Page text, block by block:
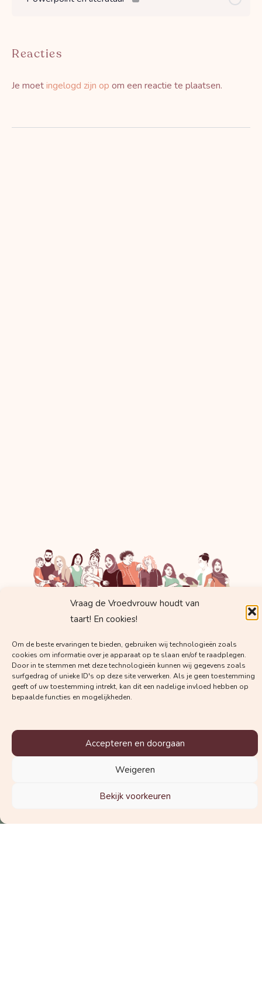
Vraag de Vroedvrouw houdt van
taart! En cookies!
Om de beste ervaringen te bieden, gebruiken wij technologieën zoals
cookies om informatie over je apparaat op te slaan en/of te raadplegen.
Door in te stemmen met deze technologieën kunnen wij gegevens zoals
surfgedrag of unieke ID's op deze site verwerken. Als je geen toestemming
geeft of uw toestemming intrekt, kan dit een nadelige invloed hebben op
bepaalde functies en mogelijkheden.
Accepteren en doorgaan
Weigeren
Bekijk voorkeuren
Reacties
Je moetingelogd zijn op om een reactie te plaatsen.
Krijg regelmatig mails met
waardevolle kennis van
Vroedvrouw Margot!
Welke nieuwsbrief wil je graag